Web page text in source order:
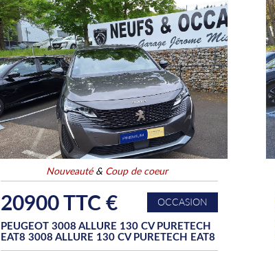
Nouveauté& Coup de coeur
20900 TTC € OCCASION
PEUGEOT 3008 ALLURE 130 CV PURETECH
EAT8 3008 ALLURE 130 CV PURETECH EAT8